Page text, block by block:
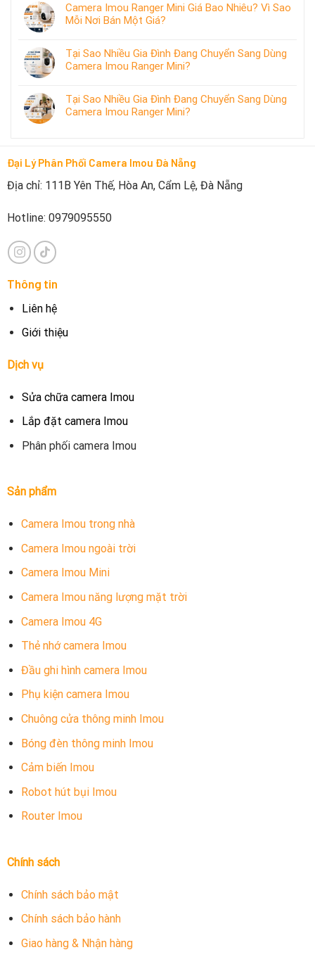
Camera Imou Ranger Mini Giá Bao Nhiêu? Vì Sao
Mỗi Nơi Bán Một Giá?
Tại Sao Nhiều Gia Đình Đang Chuyển Sang Dùng
Camera Imou Ranger Mini?
Tại Sao Nhiều Gia Đình Đang Chuyển Sang Dùng
Camera Imou Ranger Mini?
Đại Lý Phân Phối Camera Imou Đà Nẵng
Địa chỉ: 111B Yên Thế, Hòa An, Cẩm Lệ, Đà Nẵng
Hotline: 0979095550
Thông tin
Liên hệ
Giới thiệu
Dịch vụ
Sửa chữa camera Imou
Lắp đặt camera Imou
Phân phối camera Imou
Sản phẩm
Camera Imou trong nhà
Camera Imou ngoài trời
Camera Imou Mini
Camera Imou năng lượng mặt trời
Camera Imou 4G
Thẻ nhớ camera Imou
Đầu ghi hình camera Imou
Phụ kiện camera Imou
Chuông cửa thông minh Imou
Bóng đèn thông minh Imou
Cảm biến Imou
Robot hút bụi Imou
Router Imou
Chính sách
Chính sách bảo mật
Chính sách bảo hành
Giao hàng & Nhận hàng